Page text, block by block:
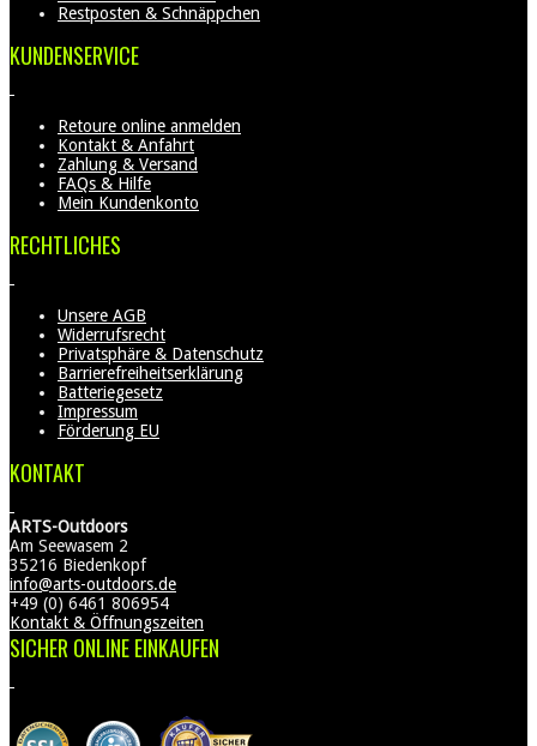
Restposten & Schnäppchen
KUNDENSERVICE
Retoure online anmelden
Kontakt & Anfahrt
Zahlung & Versand
FAQs & Hilfe
Mein Kundenkonto
RECHTLICHES
Unsere AGB
Widerrufsrecht
Privatsphäre & Datenschutz
Barrierefreiheitserklärung
Batteriegesetz
Impressum
Förderung EU
KONTAKT
ARTS-Outdoors
Am Seewasem 2
35216 Biedenkopf
info@arts-outdoors.de
+49 (0) 6461 806954
Kontakt & Öffnungszeiten
SICHER ONLINE EINKAUFEN